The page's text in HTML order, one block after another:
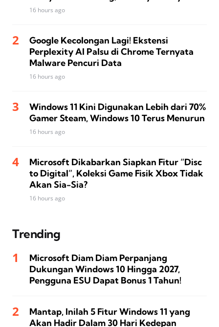
16 hours ago
Google Kecolongan Lagi! Ekstensi
Perplexity AI Palsu di Chrome Ternyata
Malware Pencuri Data
16 hours ago
Windows 11 Kini Digunakan Lebih dari 70%
Gamer Steam, Windows 10 Terus Menurun
16 hours ago
Microsoft Dikabarkan Siapkan Fitur “Disc
to Digital”, Koleksi Game Fisik Xbox Tidak
Akan Sia-Sia?
16 hours ago
Trending
Microsoft Diam Diam Perpanjang
Dukungan Windows 10 Hingga 2027,
Pengguna ESU Dapat Bonus 1 Tahun!
Mantap, Inilah 5 Fitur Windows 11 yang
Akan Hadir Dalam 30 Hari Kedepan